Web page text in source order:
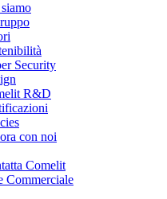
Security
R&D
con noi
Comelit
Commerciale